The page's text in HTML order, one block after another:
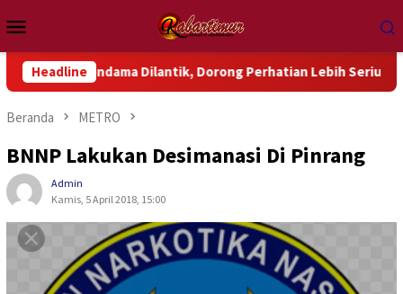
ke
kontenMobile
HeadlineDilantik, Dorong Perhatian Lebih Serius Terhadap Isu
Beranda METRO
BNNP Lakukan Desimanasi Di Pinrang
Admin
Kamis, 5 April 2018, 15:00